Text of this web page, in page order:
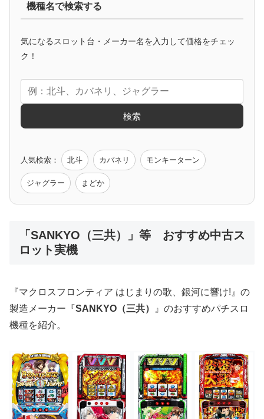
アニメタイアップ
エヴァ コードギアス 化物語 炎炎ノ消防隊
モンハン バイオ ペルソナ
値下げ台 ディスクアップ
機種名で検索する
気になるスロット台・メーカー名を入力して価格をチェッ
ク！
検索
人気検索： 北斗 カバネリ モンキーターン
ジャグラー まどか
「SANKYO（三共）」等 おすすめ中古ス
ロット実機
『マクロスフロンティア はじまりの歌、銀河に響け!』の
製造メーカー『SANKYO（三共）
』のおすすめパチスロ
機種を紹介。